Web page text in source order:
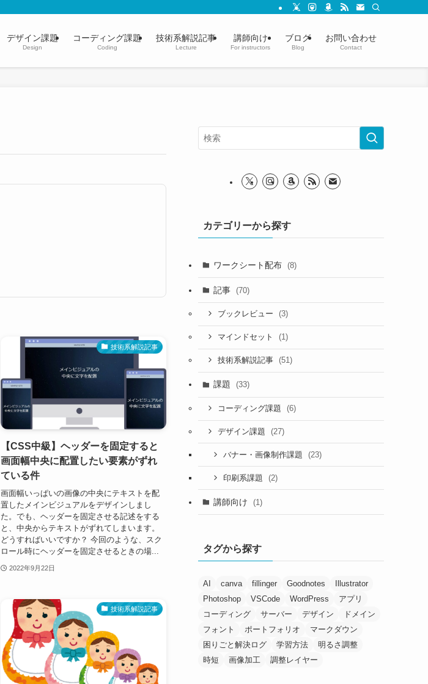
デザイン課題
Design
コーディング課題
Coding
技術系解説記事
Lecture
講師向け
For instructors
ブログ
Blog
お問い合わせ
Contact
技術系解説記事
【CSS中級】ヘッダーを固定すると
画面幅中央に配置したい要素がずれ
ている件
画面幅いっぱいの画像の中央にテキストを配
置したメインビジュアルをデザインしまし
た。でも、ヘッダーを固定させる記述をする
と、中央からテキストがずれてしまいます。
どうすればいいですか？ 今回のような、スク
ロール時にヘッダーを固定させるときの場...
2022年9月22日
技術系解説記事
カテゴリーから探す
ワークシート配布 (8)
記事 (70)
ブックレビュー (3)
マインドセット (1)
技術系解説記事 (51)
課題 (33)
コーディング課題 (6)
デザイン課題 (27)
バナー・画像制作課題 (23)
印刷系課題 (2)
講師向け (1)
タグから探す
AI canva fillinger Goodnotes
Illustrator
Photoshop
VSCode WordPress
アプリ
コーディング
サーバー デザイン
ドメイン
フォント
ポートフォリオ
マークダウン
困りごと解決ログ
学習方法
明るさ調整
時短
画像加工 調整レイヤー